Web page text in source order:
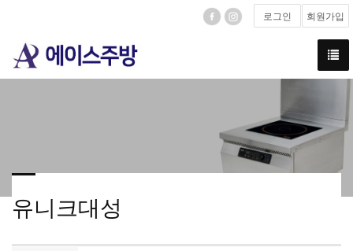
로그인 회원가입
유니크대성